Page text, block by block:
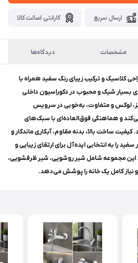
ارسال سریع گارانتی اصالت کالا
مشخصات دیدگاه‌ها
کلاسیک و ترکیب زیبای رنگ سفید همراه با
بسیار شیک و محبوب در دکوراسیون داخلی
لوکس و متفاوت، به‌خوبی در سرویس‌
و هماهنگی فوق‌العاده‌ای با سبک‌های
کیفیت ساخت بالا، بدنه مقاوم، آبکاری ماندگار و
سفید را به انتخابی ایده‌آل برای ارتقای زیبایی و
این مجموعه شامل شیر روشویی، شیر ظرفشویی،
نیاز کامل یک خانه را پوشش می‌دهد.